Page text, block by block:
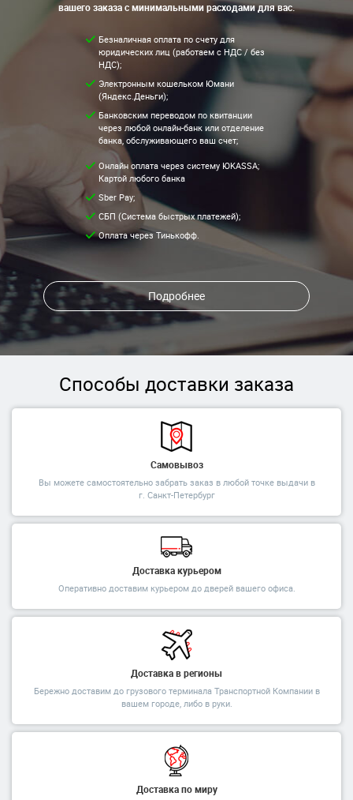
вашего заказа с минимальными расходами для вас.
Безналичная оплата по счету для
юридических лиц (работаем с НДС / без
НДС);
Электронным кошельком Юмани
(Яндекс.Деньги);
Банковским переводом по квитанции
через любой онлайн-банк или отделение
банка, обслуживающего ваш счет;
Онлайн оплата через систему ЮKASSA;
Картой любого банка
Sber Pay;
СБП (Система быстрых платежей);
Оплата через Тинькофф.
Подробнее
Способы доставки заказа
Самовывоз
Вы можете самостоятельно забрать заказ в любой точке выдачи в
г. Санкт-Петербург
Доставка курьером
Оперативно доставим курьером до дверей вашего офиса.
Доставка в регионы
Бережно доставим до грузового терминала Транспортной Компании в
вашем городе, либо в руки.
Доставка по миру